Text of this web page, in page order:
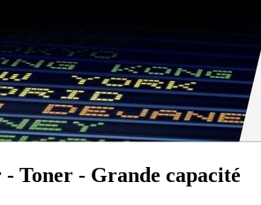
Toner - Grande capacité